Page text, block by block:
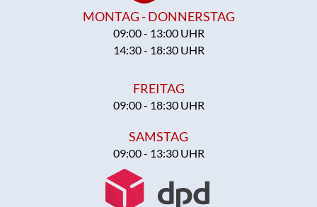
MONTAG - DONNERSTAG
09:00 - 13:00 UHR
14:30 - 18:30 UHR
FREITAG
09:00 - 18:30 UHR
SAMSTAG
09:00 - 13:30 UHR